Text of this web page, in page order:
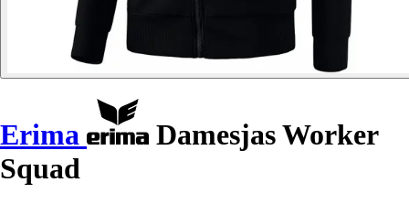
Erima
Damesjas Worker
Squad